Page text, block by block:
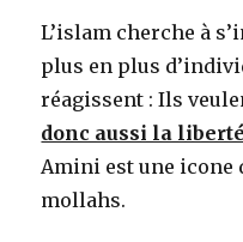
L’islam cherche à
plus en plus
réagissent : Ils
donc aussi la
Amini est une icone
mollahs.